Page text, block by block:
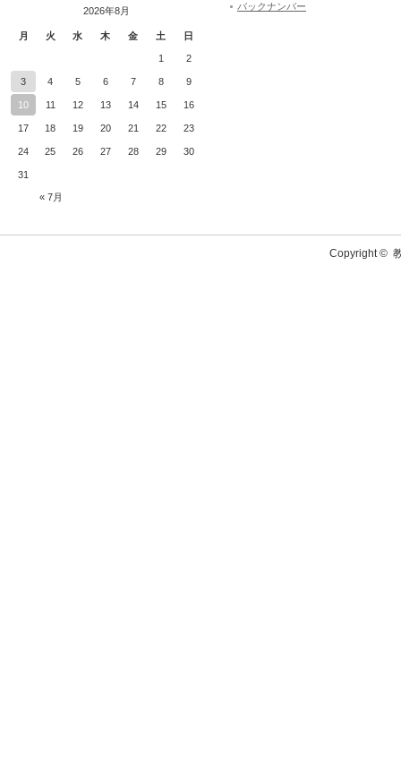
2026年8月
月 火 水 木 金 土 日
« 7月
1 2
3 4 5 6 7 8 9
10 11 12 13 14 15 16
17 18 19 20 21 22 23
24 25 26 27 28 29 30
31
バックナンバー
Copyright ©